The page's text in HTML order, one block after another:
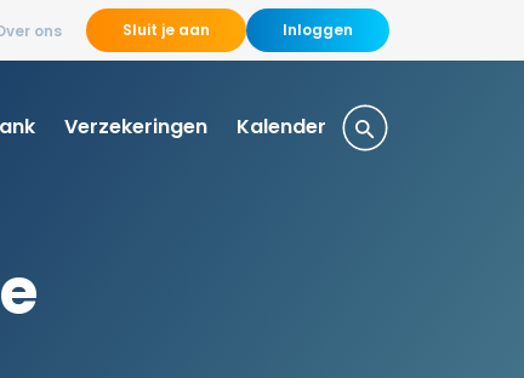
ons Sluit je aan Inloggen
Verzekeringen Kalender